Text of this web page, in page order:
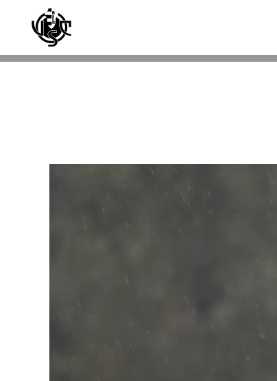
Skip to main content